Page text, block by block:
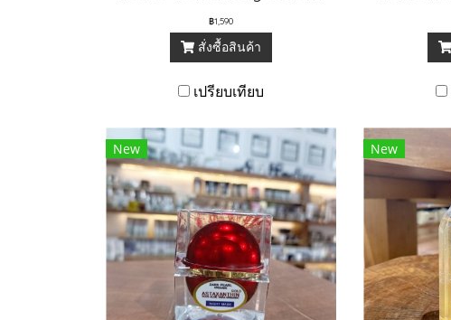
฿1,590
สั่งซื้อสินค้า
เปรียบเทียบ
New New